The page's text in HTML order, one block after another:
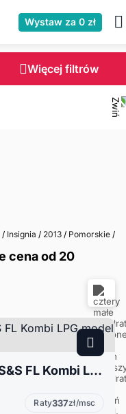
Wystaw za 0 zł
Więcej filtrów
/ Insignia / 2013 / Pomorskie /
cena od 20
Opel Insignia A 1.4 Cosmo S&S FL Kombi LPG model 2014
Raty337zł/msc